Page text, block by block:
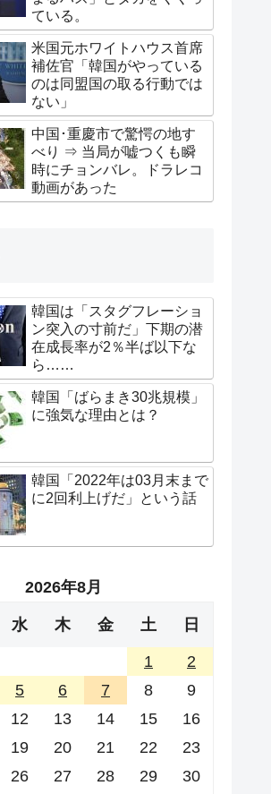
ている。
米国元ホワイトハウス首席
補佐官「韓国がやっている
のは同盟国の取る行動では
ない」
中国･重慶市で驚愕の地す
べり ⇒ 当局が嘘つくも瞬
時にチョンバレ。ドラレコ
動画があった
韓国は「スタグフレーショ
ン突入の寸前だ」下期の潜
在成長率が2％半ば以下な
ら……
韓国「ばらまき30兆規模」
に強気な理由とは？
韓国「2022年は03月末まで
に2回利上げだ」という話
2026年8月
水 木 金 土 日
1
2
5 6 7 8
9
12 13 14 15
16
19 20 21 22
23
26 27 28 29
30